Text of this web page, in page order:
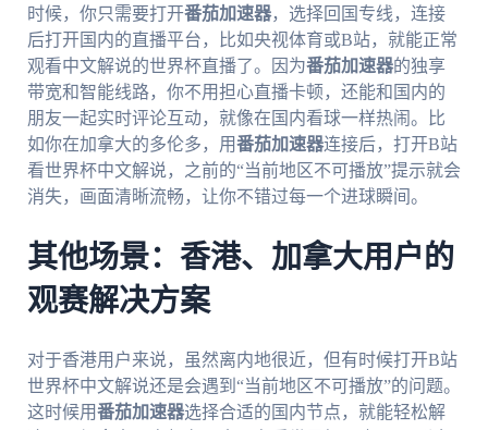
时候，你只需要打开番茄加速器，选择回国专线，连接
后打开国内的直播平台，比如央视体育或B站，就能正常
观看中文解说的世界杯直播了。因为番茄加速器的独享
带宽和智能线路，你不用担心直播卡顿，还能和国内的
朋友一起实时评论互动，就像在国内看球一样热闹。比
如你在加拿大的多伦多，用番茄加速器连接后，打开B站
看世界杯中文解说，之前的“当前地区不可播放”提示就会
消失，画面清晰流畅，让你不错过每一个进球瞬间。
其他场景：香港、加拿大用户的
观赛解决方案
对于香港用户来说，虽然离内地很近，但有时候打开B站
世界杯中文解说还是会遇到“当前地区不可播放”的问题。
这时候用番茄加速器选择合适的国内节点，就能轻松解